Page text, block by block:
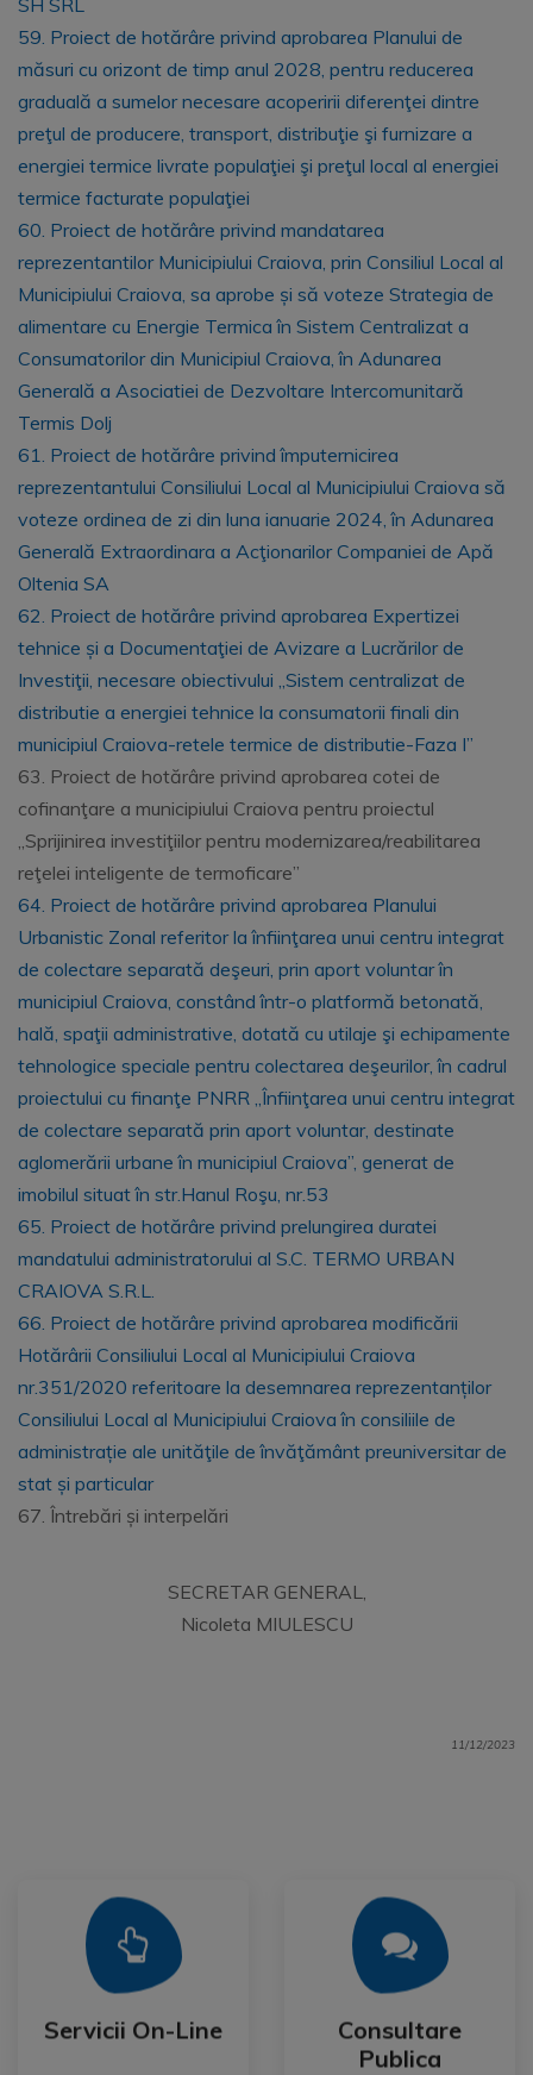
SH SRL
59. Proiect de hotărâre privind aprobarea Planului de
măsuri cu orizont de timp anul 2028, pentru reducerea
graduală a sumelor necesare acoperirii diferenţei dintre
preţul de producere, transport, distribuţie şi furnizare a
energiei termice livrate populaţiei şi preţul local al energiei
termice facturate populaţiei
60. Proiect de hotărâre privind mandatarea
reprezentantilor Municipiului Craiova, prin Consiliul Local al
Municipiului Craiova, sa aprobe și să voteze Strategia de
alimentare cu Energie Termica în Sistem Centralizat a
Consumatorilor din Municipiul Craiova, în Adunarea
Generală a Asociatiei de Dezvoltare Intercomunitară
Termis Dolj
61. Proiect de hotărâre privind împuternicirea
reprezentantului Consiliului Local al Municipiului Craiova să
voteze ordinea de zi din luna ianuarie 2024, în Adunarea
Generală Extraordinara a Acţionarilor Companiei de Apă
Oltenia SA
62. Proiect de hotărâre privind aprobarea Expertizei
tehnice și a Documentaţiei de Avizare a Lucrărilor de
Investiţii, necesare obiectivului „Sistem centralizat de
distributie a energiei tehnice la consumatorii finali din
municipiul Craiova-retele termice de distributie-Faza I”
63. Proiect de hotărâre privind aprobarea cotei de
cofinanţare a municipiului Craiova pentru proiectul
„Sprijinirea investiţiilor pentru modernizarea/reabilitarea
reţelei inteligente de termoficare”
64. Proiect de hotărâre privind aprobarea Planului
Urbanistic Zonal referitor la înfiinţarea unui centru integrat
de colectare separată deşeuri, prin aport voluntar în
municipiul Craiova, constând într-o platformă betonată,
hală, spaţii administrative, dotată cu utilaje şi echipamente
tehnologice speciale pentru colectarea deşeurilor, în cadrul
proiectului cu finanţe PNRR „Înfiinţarea unui centru integrat
de colectare separată prin aport voluntar, destinate
aglomerării urbane în municipiul Craiova”, generat de
imobilul situat în str.Hanul Roşu, nr.53
65. Proiect de hotărâre privind prelungirea duratei
mandatului administratorului al S.C. TERMO URBAN
CRAIOVA S.R.L.
66. Proiect de hotărâre privind aprobarea modificării
Hotărârii Consiliului Local al Municipiului Craiova
nr.351/2020 referitoare la desemnarea reprezentanților
Consiliului Local al Municipiului Craiova în consiliile de
administrație ale unităţile de învăţământ preuniversitar de
stat și particular
67. Întrebări și interpelări
SECRETAR GENERAL,
Nicoleta MIULESCU
11/12/2023
Servicii On-Line
Servicii On-Line
Mai Mult
Consultare
Publica
Consultare
Publica
Mai Mult